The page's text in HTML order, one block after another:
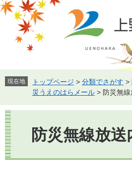
ペ
ー
す。
メ
ニ
し
て
文
へ
現在地 トップページ > 分類でさがす >
災うえのはらメール > 防災無
本
文
防災無線放送